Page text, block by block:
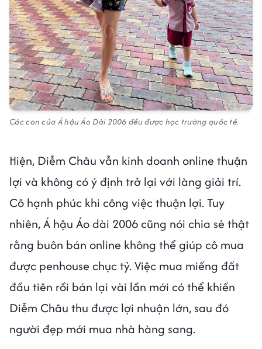
Các con của Á hậu Áo Dài 2006 đều được học trường quốc tế.
Hiện, Diễm Châu vẫn kinh doanh online thuận
lợi và không có ý định trở lại với làng giải trí.
Cô hạnh phúc khi công việc thuận lợi. Tuy
nhiên, Á hậu Áo dài 2006 cũng nói chia sẻ thật
rằng buôn bán online không thể giúp cô mua
được penhouse chục tỷ. Việc mua miếng đất
đầu tiên rồi bán lại vài lần mới có thể khiến
Diễm Châu thu được lợi nhuận lớn, sau đó
người đẹp mới mua nhà hàng sang.